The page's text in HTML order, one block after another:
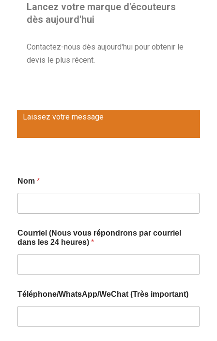
Lancez votre marque d'écouteurs
dès aujourd'hui
Contactez-nous dès aujourd'hui pour obtenir le
devis le plus récent.
Laissez votre message
Nom *
Courriel (Nous vous répondrons par courriel
dans les 24 heures) *
Téléphone/WhatsApp/WeChat (Très important)